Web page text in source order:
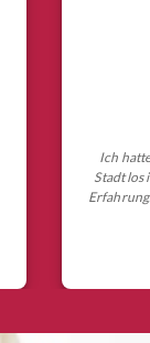
Ich
Stadt los